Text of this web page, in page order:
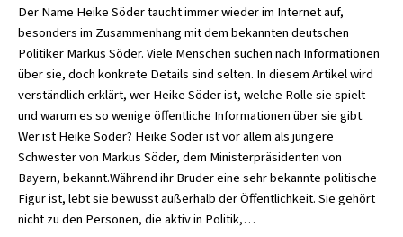
Der Name Heike Söder taucht immer wieder im Internet auf,
besonders im Zusammenhang mit dem bekannten deutschen
Politiker Markus Söder. Viele Menschen suchen nach Informationen
über sie, doch konkrete Details sind selten. In diesem Artikel wird
verständlich erklärt, wer Heike Söder ist, welche Rolle sie spielt
und warum es so wenige öffentliche Informationen über sie gibt.
Wer ist Heike Söder? Heike Söder ist vor allem als jüngere
Schwester von Markus Söder, dem Ministerpräsidenten von
Bayern, bekannt.Während ihr Bruder eine sehr bekannte politische
Figur ist, lebt sie bewusst außerhalb der Öffentlichkeit. Sie gehört
nicht zu den Personen, die aktiv in Politik,…